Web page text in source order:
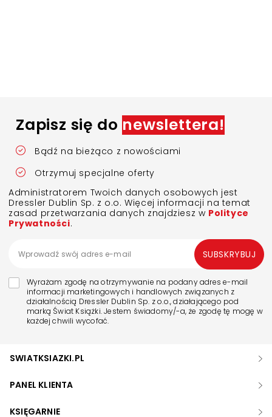
Zapisz się do newslettera!
Bądź na bieżąco z nowościami
Otrzymuj specjalne oferty
Administratorem Twoich danych osobowych jest
Dressler Dublin Sp. z o.o. Więcej informacji na temat
zasad przetwarzania danych znajdziesz w Polityce
Prywatności.
Wyrażam zgodę na otrzymywanie na podany adres e-mail
informacji marketingowych i handlowych związanych z
działalnością Dressler Dublin Sp. z o.o., działającego pod
marką Świat Książki. Jestem świadomy/-a, że zgodę tę mogę w
każdej chwili wycofać.
SUBSKRYBUJ
SWIATKSIAZKI.PL
PANEL KLIENTA
KSIĘGARNIE